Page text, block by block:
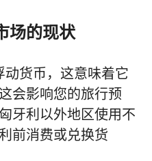
场的现状
货币，这意味着它
会影响您的旅行预
牙利以外地区使用不
前消费或兑换货